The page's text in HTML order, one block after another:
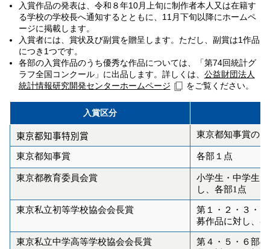
入賞作品の発表は、令和８年10月上旬に制作者本人又は在籍す
る学校の学校長へ通知するとともに、 11 月下旬以降にホームペ
ージに掲載します。
入賞者には、賞状及び副賞を贈呈します。ただし、副賞は1作品
につき1つです。
各部の入賞作品のうち優秀な作品については、「第74回統計グ
ラフ全国コンクール」に出品します。詳しくは、 公益財団法人
統計情報研究開発センターホームページ
をご覧ください。
入賞区分
東京都知事特別賞 東京都知事賞の
東京都知事賞 各部１点
東京都教育委員会賞
小学生・中学生
し、各部1点
東京私立初等学校協会会長賞 第１・２・３・５
募作品に対し、
東京私立中学高等学校協会会長賞 第４・５・６部